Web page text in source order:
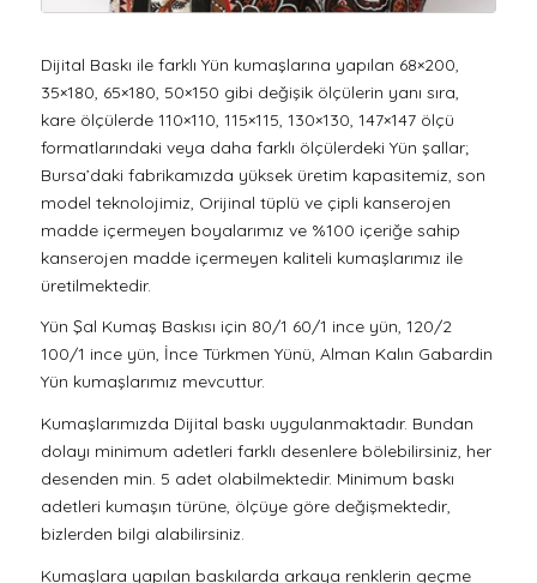
Dijital Baskı ile farklı Yün kumaşlarına yapılan 68×200,
35×180, 65×180, 50×150 gibi değişik ölçülerin yanı sıra,
kare ölçülerde 110×110, 115×115, 130×130, 147×147 ölçü
formatlarındaki veya daha farklı ölçülerdeki Yün şallar;
Bursa’daki fabrikamızda yüksek üretim kapasitemiz, son
model teknolojimiz, Orijinal tüplü ve çipli kanserojen
madde içermeyen boyalarımız ve %100 içeriğe sahip
kanserojen madde içermeyen kaliteli kumaşlarımız ile
üretilmektedir.
Yün Şal Kumaş Baskısı için 80/1 60/1 ince yün, 120/2
100/1 ince yün, İnce Türkmen Yünü, Alman Kalın Gabardin
Yün kumaşlarımız mevcuttur.
Kumaşlarımızda Dijital baskı uygulanmaktadır. Bundan
dolayı minimum adetleri farklı desenlere bölebilirsiniz, her
desenden min. 5 adet olabilmektedir. Minimum baskı
adetleri kumaşın türüne, ölçüye göre değişmektedir,
bizlerden bilgi alabilirsiniz.
Kumaşlara yapılan baskılarda arkaya renklerin geçme